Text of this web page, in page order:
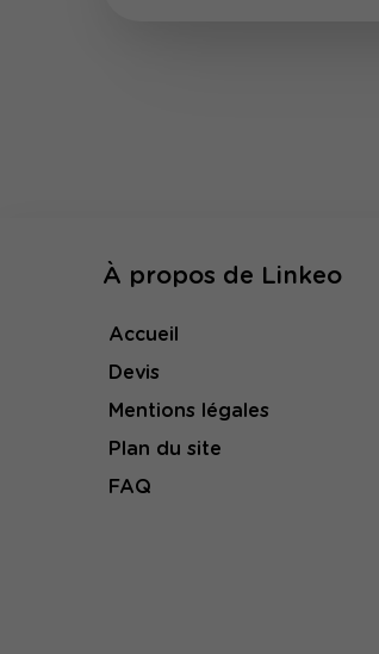
À propos de Linkeo
Accueil
Devis
Mentions légales
Plan du site
FAQ